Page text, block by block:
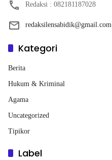
Redaksi : 082181187028
redaksilensabidik@gmail.com
Kategori
Berita
Hukum & Kriminal
Agama
Uncategorized
Tipikor
Label